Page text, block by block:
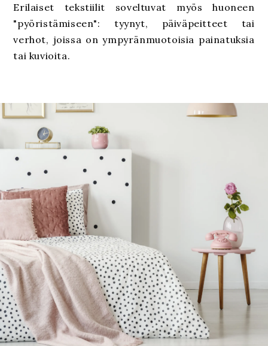
Erilaiset tekstiilit soveltuvat myös huoneen
"pyöristämiseen": tyynyt, päiväpeitteet tai
verhot, joissa on ympyränmuotoisia painatuksia
tai kuvioita.